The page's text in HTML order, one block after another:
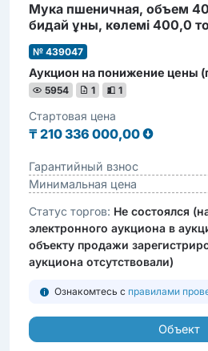
Мука пшеничная, объем
бидай ұны, көлемі 400,0
№ 439047
Аукцион на понижение цены
5954 1 1
Стартовая цена
₸ 210 336 000,00
Гарантийный взнос
Минимальная цена
Статус торгов: Не состоялся
электронного аукциона в
объекту продажи
аукциона отсутствовали)
Ознакомтесь с правилами
Объект